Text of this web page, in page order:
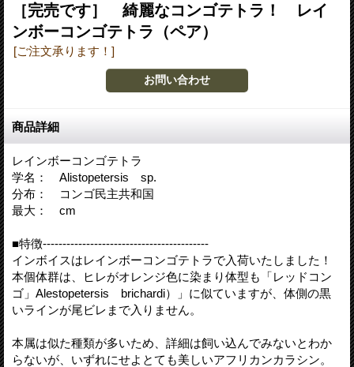
［完売です］ 綺麗なコンゴテトラ！ レイ
ンボーコンゴテトラ（ペア）
[ご注文承ります！]
商品詳細
レインボーコンゴテトラ
学名： Alistopetersis sp.
分布： コンゴ民主共和国
最大： cm
■特徴------------------------------------------
インボイスはレインボーコンゴテトラで入荷いたしました！
本個体群は、ヒレがオレンジ色に染まり体型も「レッドコン
ゴ」Alestopetersis brichardi）」に似ていますが、体側の黒
いラインが尾ビレまで入りません。
本属は似た種類が多いため、詳細は飼い込んでみないとわか
らないが、いずれにせよとても美しいアフリカンカラシン。